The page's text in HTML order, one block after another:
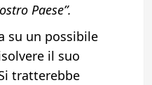
Paese”.
su un possibile
il suo
tratterebbe